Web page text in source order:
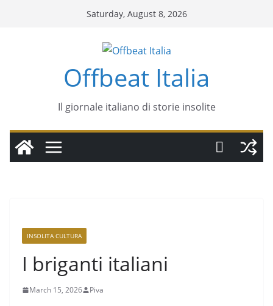
Saturday, August 8, 2026
Offbeat Italia
Il giornale italiano di storie insolite
INSOLITA CULTURA
I briganti italiani
March 15, 2026 Piva